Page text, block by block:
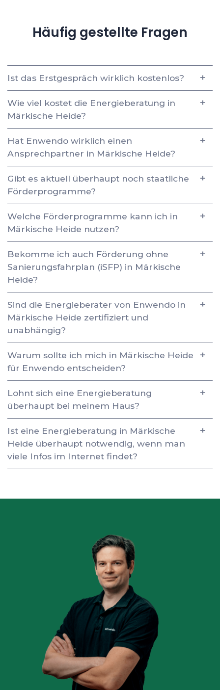
Häufig gestellte Fragen
Ist das Erstgespräch wirklich kostenlos?
Wie viel kostet die Energieberatung in
Märkische Heide?
Hat Enwendo wirklich einen
Ansprechpartner in Märkische Heide?
Gibt es aktuell überhaupt noch staatliche
Förderprogramme?
Welche Förderprogramme kann ich in
Märkische Heide nutzen?
Bekomme ich auch Förderung ohne
Sanierungsfahrplan (iSFP) in Märkische
Heide?
Sind die Energieberater von Enwendo in
Märkische Heide zertifiziert und
unabhängig?
Warum sollte ich mich in Märkische Heide
für Enwendo entscheiden?
Lohnt sich eine Energieberatung
überhaupt bei meinem Haus?
Ist eine Energieberatung in Märkische
Heide überhaupt notwendig, wenn man
viele Infos im Internet findet?